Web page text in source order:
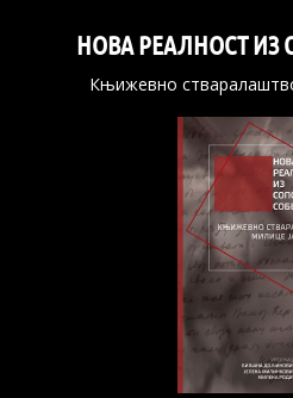
НОВА РЕАЛНОСТ ИЗ
Књижевно